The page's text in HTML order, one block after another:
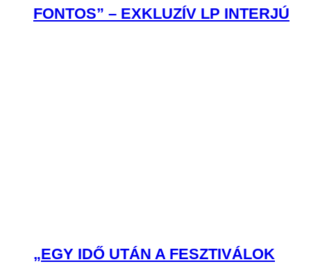
FONTOS” – EXKLUZÍV LP INTERJÚ
„EGY IDŐ UTÁN A FESZTIVÁLOK